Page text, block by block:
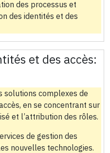
des processus et
des identités et des
et des accès:
solutions complexes de
en se concentrant sur
et l’attribution des rôles.
de gestion des
nouvelles technologies.